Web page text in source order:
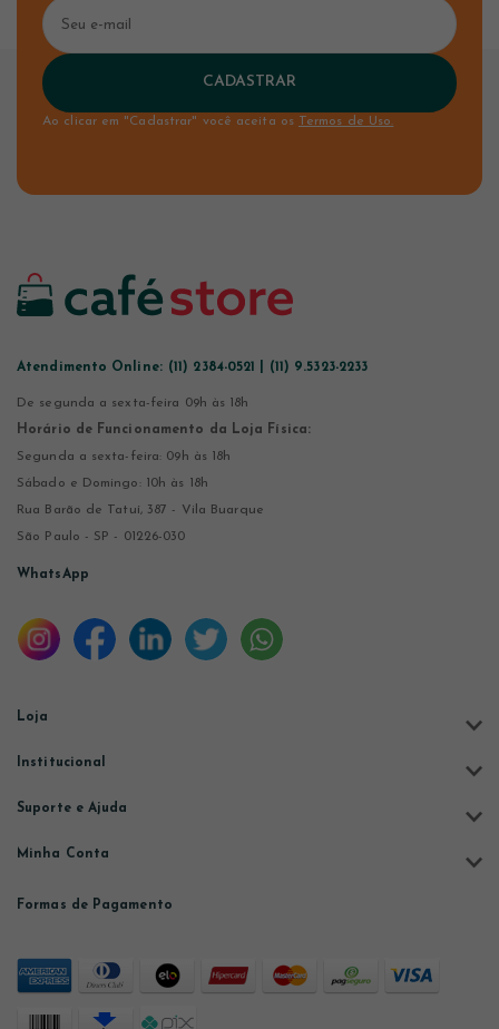
CADASTRAR
Ao clicar em "Cadastrar" você aceita os Termos de Uso.
Atendimento Online: (11) 2384-0521 | (11) 9.5323-2233
De segunda a sexta-feira 09h às 18h
Horário de Funcionamento da Loja Física:
Segunda a sexta-feira: 09h às 18h
Sábado e Domingo: 10h às 18h
Rua Barão de Tatuí, 387 - Vila Buarque
São Paulo - SP - 01226-030
WhatsApp
Loja
Institucional
Suporte e Ajuda
Minha Conta
Formas de Pagamento